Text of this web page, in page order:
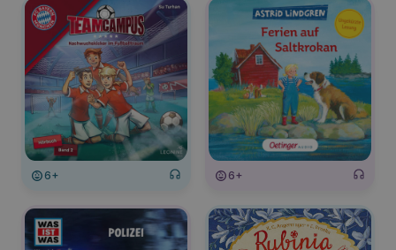
6+ 6+